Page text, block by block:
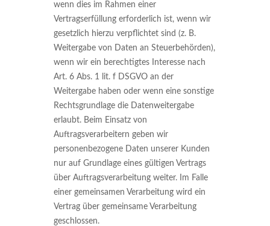
wenn dies im Rahmen einer
Vertragserfüllung erforderlich ist, wenn wir
gesetzlich hierzu verpflichtet sind (z. B.
Weitergabe von Daten an Steuerbehörden),
wenn wir ein berechtigtes Interesse nach
Art. 6 Abs. 1 lit. f DSGVO an der
Weitergabe haben oder wenn eine sonstige
Rechtsgrundlage die Datenweitergabe
erlaubt. Beim Einsatz von
Auftragsverarbeitern geben wir
personenbezogene Daten unserer Kunden
nur auf Grundlage eines gültigen Vertrags
über Auftragsverarbeitung weiter. Im Falle
einer gemeinsamen Verarbeitung wird ein
Vertrag über gemeinsame Verarbeitung
geschlossen.